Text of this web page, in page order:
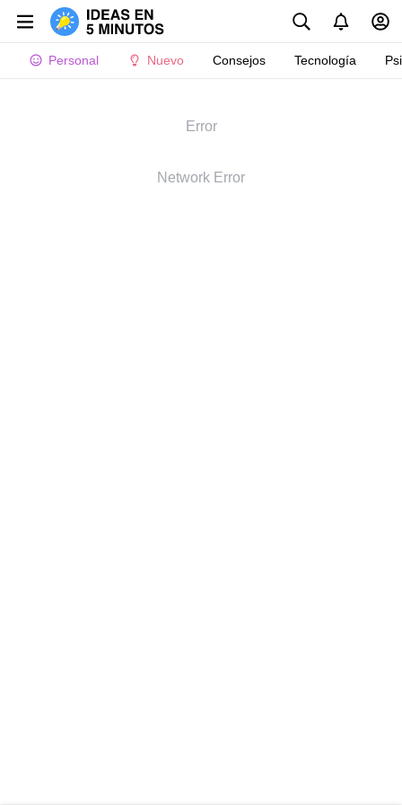
Personal Nuevo Consejos Tecnología
Error
Network Error